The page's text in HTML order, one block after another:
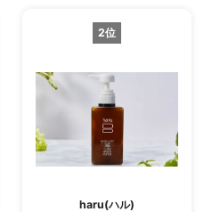
2位
haru(ハル)